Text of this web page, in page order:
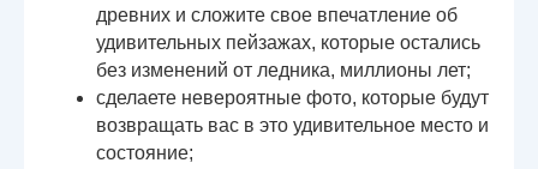
древних и сложите свое впечатление об
удивительных пейзажах, которые остались
без изменений от ледника, миллионы лет;
сделаете невероятные фото, которые будут
возвращать вас в это удивительное место и
состояние;